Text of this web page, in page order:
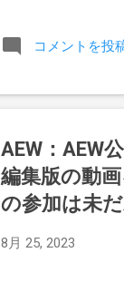
Championship
のチャンスを手に
コメントを投
AEW：AEW
編集版の動
の参加は未
8月 25, 2023